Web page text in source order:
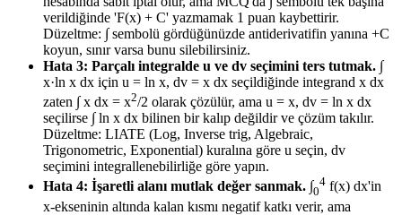
verildiğinde 'F(x) + C' yazmamak 1 puan kaybettirir.
Düzeltme: ∫ sembolü gördüğünüzde antiderivatifin yanına +C
koyun, sınır varsa bunu silebilirsiniz.
Hata 3: Parçalı integralde u ve dv seçimini ters tutmak. ∫
x·ln x dx için u = ln x, dv = x dx seçildiğinde integrand x dx
zaten ∫ x dx = x2/2 olarak çözülür, ama u = x, dv = ln x dx
seçilirse ∫ ln x dx bilinen bir kalıp değildir ve çözüm takılır.
Düzeltme: LIATE (Log, Inverse trig, Algebraic,
Trigonometric, Exponential) kuralına göre u seçin, dv
seçimini integrallenebilirliğe göre yapın.
Hata 4: İşaretli alanı mutlak değer sanmak. ∫0
4 f(x) dx'in
x-ekseninin altında kalan kısmı negatif katkı verir, ama